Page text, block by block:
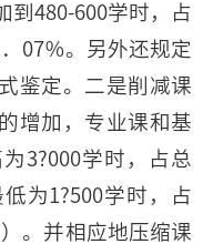
到480-600学时，占
07％。另外还规定
鉴定。二是削减课
增加，专业课和基
3?000学时，占总
为1?500学时，占
。并相应地压缩课